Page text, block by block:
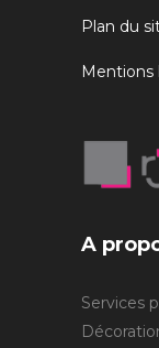
Plan du
Mentions
A
Services